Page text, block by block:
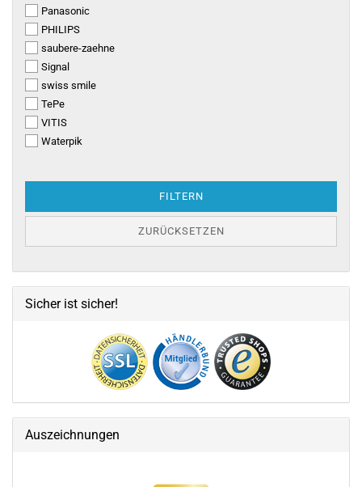
Panasonic
PHILIPS
saubere-zaehne
Signal
swiss smile
TePe
VITIS
Waterpik
FILTERN
ZURÜCKSETZEN
Sicher ist sicher!
Auszeichnungen